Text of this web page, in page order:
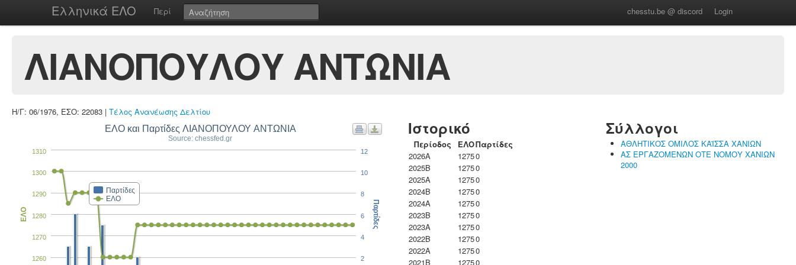
Ελληνικά ΕΛΟ Περί chesstu.be @ discord Login
ΛΙΑΝΟΠΟΥΛΟΥ ΑΝΤΩΝΙΑ
Η/Γ: 06/1976, ΕΣΟ: 22083 | Τέλος Ανανέωσης Δελτίου
ΕΛΟ και Παρτίδες ΛΙΑΝΟΠΟΥΛΟΥ ΑΝΤΩΝΙΑ
Source: chessfed.gr
Παρτίδες
ΕΛΟ
1260
1270
1280
1290
1300
1310
ΕΛΟ
2
4
6
8
10
12
Παρτίδες
Ιστορικό
Περίοδος ΕΛΟΠαρτίδες
2026A
12750
2025B
12750
2025A
12750
2024B
12750
2024A
12750
2023B
12750
2023Α
12750
2022B
12750
2022A
12750
2021B
12750
Σύλλογοι
ΑΘΛΗΤΙΚΟΣ ΟΜΙΛΟΣ ΚΑΪΣΣΑ ΧΑΝΙΩΝ
ΑΣ ΕΡΓΑΖΟΜΕΝΩΝ ΟΤΕ ΝΟΜΟΥ ΧΑΝΙΩΝ
2000